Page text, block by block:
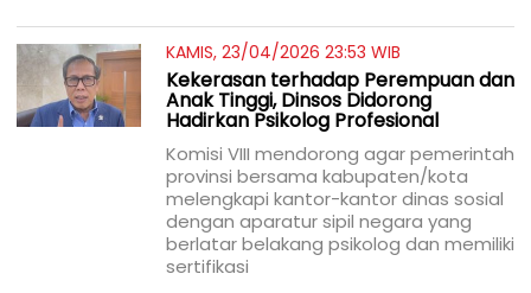
KAMIS, 23/04/2026 23:53 WIB
Kekerasan terhadap Perempuan dan
Anak Tinggi, Dinsos Didorong
Hadirkan Psikolog Profesional
Komisi VIII mendorong agar pemerintah
provinsi bersama kabupaten/kota
melengkapi kantor-kantor dinas sosial
dengan aparatur sipil negara yang
berlatar belakang psikolog dan memiliki
sertifikasi